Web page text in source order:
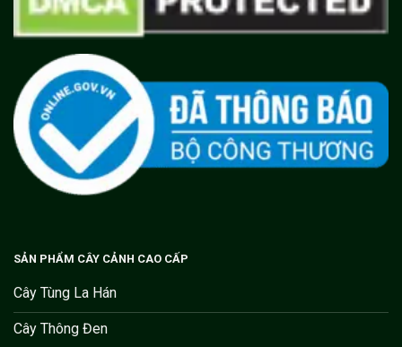
SẢN PHẨM CÂY CẢNH CAO CẤP
Cây Tùng La Hán
Cây Thông Đen